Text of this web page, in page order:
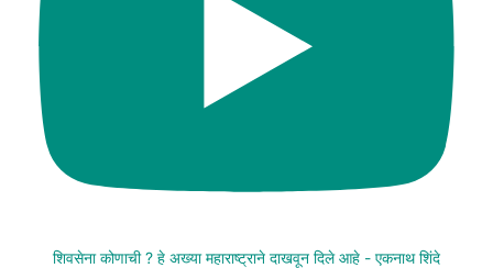
शिवसेना कोणाची ? हे अख्या महाराष्ट्राने दाखवून दिले आहे - एकनाथ शिंदे